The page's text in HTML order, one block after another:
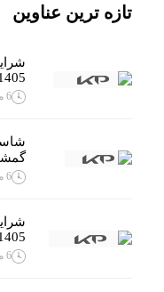
تازه ترین عناوین
6 مرداد 1405
6 مرداد 1405
6 مرداد 1405